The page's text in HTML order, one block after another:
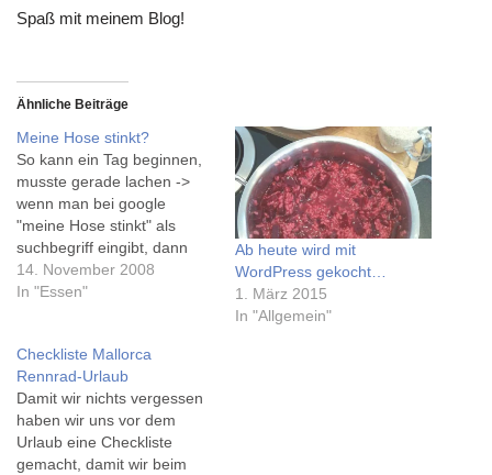
Spaß mit meinem Blog!
Ähnliche Beiträge
Meine Hose stinkt?
So kann ein Tag beginnen,
musste gerade lachen ->
wenn man bei google
"meine Hose stinkt" als
suchbegriff eingibt, dann
erscheint mein Blog doch
tatsächlich an 6. Stelle!Was
Weinstadl zum Abendessen
einmal Kaiserschmarrn und
einmal Germknödl, wobei
ich wirklich sagen muss
dass…
14. November 2008
In "Essen"
Ab heute wird mit
WordPress gekocht…
1. März 2015
In "Allgemein"
Checkliste Mallorca
Rennrad-Urlaub
Damit wir nichts vergessen
haben wir uns vor dem
Urlaub eine Checkliste
gemacht, damit wir beim